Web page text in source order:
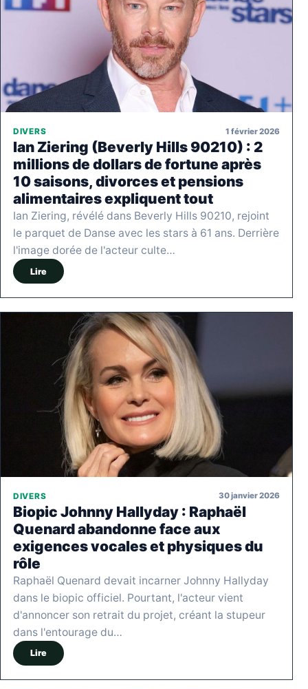
DIVERS 1 février 2026
Ian Ziering (Beverly Hills 90210) : 2
millions de dollars de fortune après
10 saisons, divorces et pensions
alimentaires expliquent tout
Ian Ziering, révélé dans Beverly Hills 90210, rejoint
le parquet de Danse avec les stars à 61 ans. Derrière
l'image dorée de l'acteur culte…
Lire
DIVERS 30 janvier 2026
Biopic Johnny Hallyday : Raphaël
Quenard abandonne face aux
exigences vocales et physiques du
rôle
Raphaël Quenard devait incarner Johnny Hallyday
dans le biopic officiel. Pourtant, l'acteur vient
d'annoncer son retrait du projet, créant la stupeur
dans l'entourage du…
Lire